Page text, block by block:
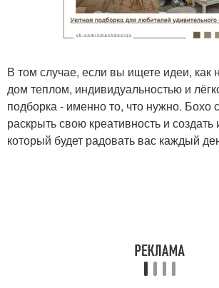
В том случае, если вы ищете идеи, как
дом теплом, индивидуальностью и
подборка - именно то, что нужно. Бохо
раскрыть свою креативность и создать
который будет радовать вас каждый